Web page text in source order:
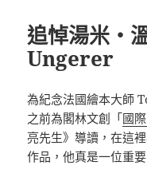
追悼湯米・
Ungerer
為紀念法國繪本大師
之前為閣林文創「國
亮先生》導讀，在這
作品，他真是一位重